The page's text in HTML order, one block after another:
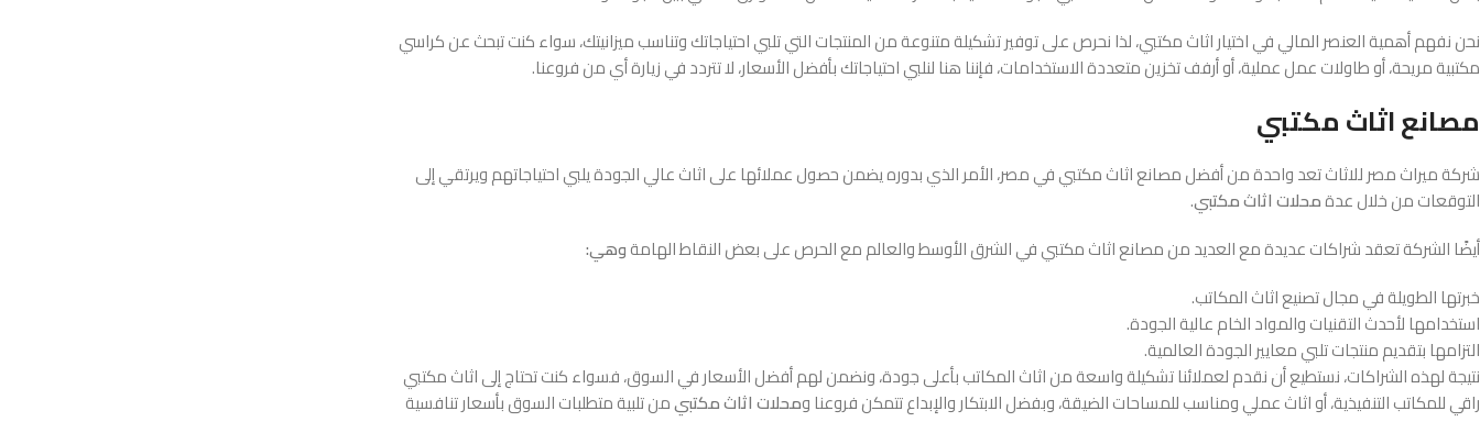
نحن نفهم أهمية العنصر المالي في اختيار اثاث مكتبي، لذا نحرص على توفير تشكيلة متنوعة من المنتجات التي تلبي احتياجاتك وتناسب ميزانيتك، سواء كنت تبحث عن كراسي
مكتبية مريحة، أو طاولات عمل عملية، أو أرفف تخزين متعددة الاستخدامات، فإننا هنا لنلبي احتياجاتك بأفضل الأسعار، لا تتردد في زيارة أي من فروعنا.
مصانع اثاث مكتبي
شركة ميراث مصر للاثاث تعد واحدة من أفضل مصانع اثاث مكتبي في مصر، الأمر الذي بدوره يضمن حصول عملائها على اثاث عالي الجودة يلبي احتياجاتهم ويرتقي إلى
التوقعات من خلال عدةمحلات اثاث مكتبي.
أيضًا الشركة تعقد شراكات عديدة مع العديد من مصانع اثاث مكتبي في الشرق الأوسط والعالم مع الحرص على بعض النقاط الهامةوهي:
خبرتها الطويلة في مجال تصنيع اثاث المكاتب.
استخدامها لأحدث التقنيات والمواد الخام عالية الجودة.
التزامها بتقديم منتجات تلبي معايير الجودة العالمية.
نتيجة لهذه الشراكات، نستطيع أن نقدم لعملائنا تشكيلة واسعة من اثاث المكاتب بأعلى جودة، ونضمن لهم أفضل الأسعار في السوق، فسواء كنت تحتاج إلى اثاث مكتبي
راقي للمكاتب التنفيذية، أو اثاث عملي ومناسب للمساحات الضيقة، وبفضل الابتكار والإبداع تتمكن فروعنا ومحلات اثاث مكتبيمن تلبية متطلبات السوق بأسعار تنافسية